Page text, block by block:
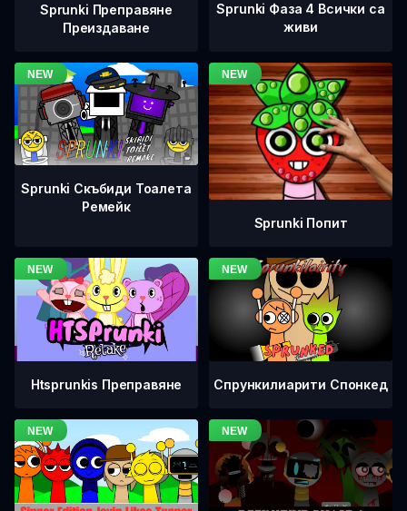
Sprunki Преправяне
Преиздаване
Sprunki Фаза 4 Всички са
живи
Sprunki Скъбиди Тоалета
Ремейк
Sprunki Попит
Htsprunkis Преправяне Спрункилиарити Спонкед